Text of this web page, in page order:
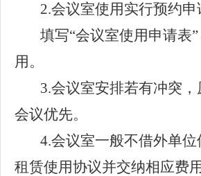
2.会议室使用实行预约
填写“会议室使用申请
用 。
3.会议室安排若有冲突
会议优先。
4.会议室一般不借外单
租赁使用协议并交纳相应费用